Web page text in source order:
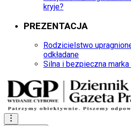
kryje?
PREZENTACJA
Rodzicielstwo
odkładane
Silna i bezpieczna